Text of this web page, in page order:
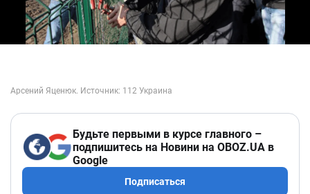
Будьте первыми в курсе главного –
подпишитесь на Новини на OBOZ.UA в
Google
Подписаться